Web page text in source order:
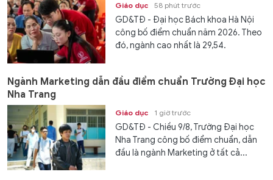
Giáo dục 58 phút trước
GD&TĐ - Đại học Bách khoa Hà Nội
công bố điểm chuẩn năm 2026. Theo
đó, ngành cao nhất là 29,54.
Ngành Marketing dẫn đầu điểm chuẩn Trường Đại học
Nha Trang
Giáo dục 1 giờ trước
GD&TĐ - Chiều 9/8, Trường Đại học
Nha Trang công bố điểm chuẩn, dẫn
đầu là ngành Marketing ở tất cả...